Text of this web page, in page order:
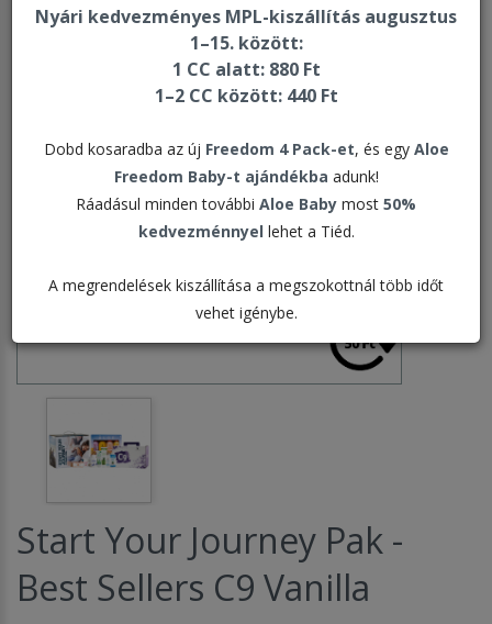
Nyári kedvezményes MPL-kiszállítás augusztus
1–15. között:
1 CC alatt: 880 Ft
1–2 CC között: 440 Ft
Dobd kosaradba az új Freedom 4 Pack-et, és egy Aloe
Freedom Baby-t ajándékba adunk!
Ráadásul minden további Aloe Baby most 50%
kedvezménnyel lehet a Tiéd.
A megrendelések kiszállítása a megszokottnál több időt
vehet igénybe.
Start Your Journey Pak -
Best Sellers C9 Vanilla